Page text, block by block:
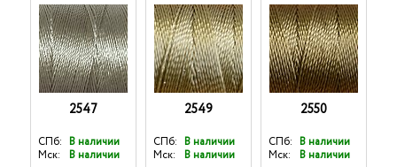
2547
СПб: В наличии
Мск:
В наличии
2549
СПб: В наличии
Мск:
В наличии
2550
СПб: В наличии
Мск:
В наличии